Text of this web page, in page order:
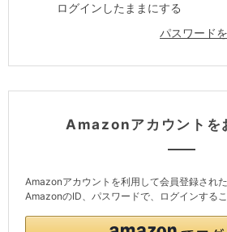
ログインしたままにする
パスワード
Amazonアカウントを
Amazonアカウントを利用して会員登録された
AmazonのID、パスワードで、ログインするこ